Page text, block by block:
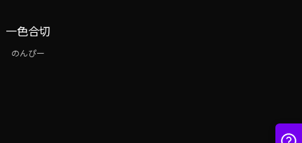
一色合切
のんぴー